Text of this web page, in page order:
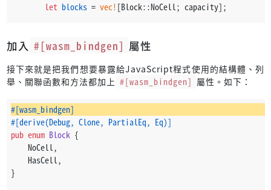
let blocks = vec! [Block::NoCell; capacity];
            width,
            blocks,
        }
pub fn default_cells(&mut self ) {
for (i, block)
                *block = Block::HasCell;
            }
加入 #[wasm_bindgen] 屬性
接下來就是把我們想要暴露給JavaScript程式使用的結構體、列
舉、關聯函數和方法都加上 #[wasm_bindgen] 屬性。如下：
#[wasm_bindgen]
#[derive(Debug, Clone, PartialEq, Eq)]
pub enum Block {
    NoCell,
    HasCell,
}